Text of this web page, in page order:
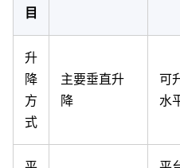
目
升
降
方
式
主要垂直升
降
可
水